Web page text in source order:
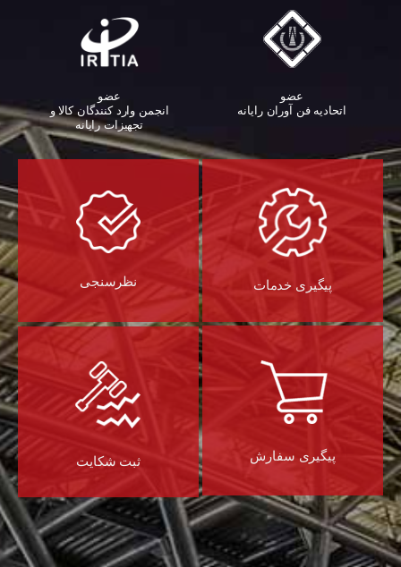
عضو
اتحادیه فن آوران رایانه
عضو
انجمن وارد کنندگان کالا و
تجهیزات رایانه‌
پیگیری خدمات نظرسنجی
پیگیری سفارش ثبت شکایت